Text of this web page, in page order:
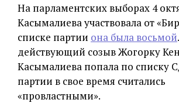
На парламентских выборах 4
Касымалиева участвовала от
списке партии она была восьмой
действующий созыв Жогорку
Касымалиева попала по списку
партии в свое время считались
«провластными».